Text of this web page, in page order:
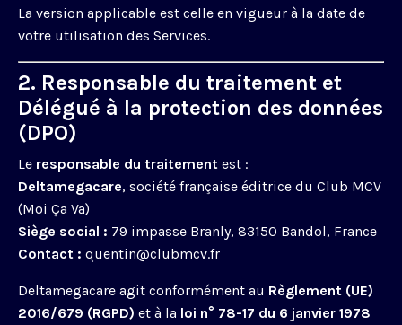
La version applicable est celle en vigueur à la date de
votre utilisation des Services.
2. Responsable du traitement et
Délégué à la protection des données
(DPO)
Le responsable du traitement est :
Deltamegacare, société française éditrice du Club MCV
(Moi Ça Va)
Siège social : 79 impasse Branly, 83150 Bandol, France
Contact : quentin@clubmcv.fr
Deltamegacare agit conformément au Règlement (UE)
2016/679 (RGPD) et à la loi n° 78-17 du 6 janvier 1978